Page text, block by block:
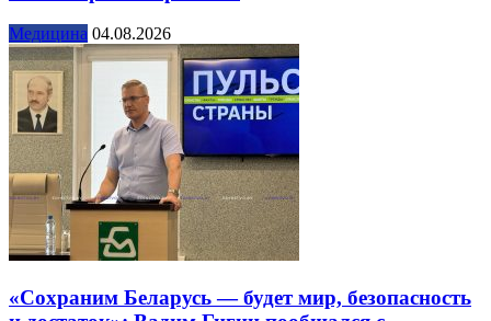
Медицина 04.08.2026
«Сохраним Беларусь — будет мир, безопасность